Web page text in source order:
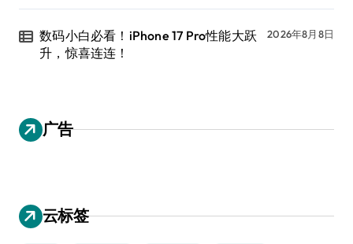
数码小白必看！iPhone 17 Pro性能大跃
升，惊喜连连！
2026年8月8日
广告
云标签